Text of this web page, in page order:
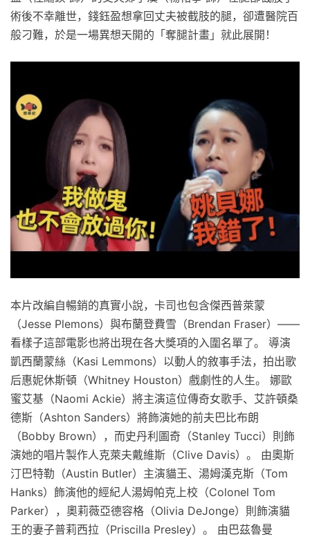
術後不幸離世，錢鈺盈想拿回丈夫被截肢的腿，卻遭醫院百
般刁難，於是一場異想天開的「奪腿計畫」就此展開！
本片改編自暢銷的真實小說，卡司也包含傑西普萊蒙
（Jesse Plemons）與布蘭登費雪（Brendan Fraser）——
看樣子這部電影也將出現在各大獎項的入圍名單了。 導演
凱西蘭蒙絲（Kasi Lemmons）以動人的敘事手法，拍出歌
后惠妮休斯頓（Whitney Houston）戲劇性的人生。 娜歐
蜜艾基（Naomi Ackie）將主演這位傳奇女歌手、艾許頓桑
德斯（Ashton Sanders）將飾演她的前夫巴比布朗
（Bobby Brown），而史丹利圖奇（Stanley Tucci）則飾
演她的唱片製作人克萊夫戴維斯（Clive Davis）。 由奧斯
汀巴特勒（Austin Butler）主演貓王、湯姆漢克斯（Tom
Hanks）飾演他的經紀人湯姆帕克上校（Colonel Tom
Parker），奧莉薇亞德容格（Olivia DeJonge）則飾演貓
王的妻子普莉西拉（Priscilla Presley）。 由巴茲魯曼